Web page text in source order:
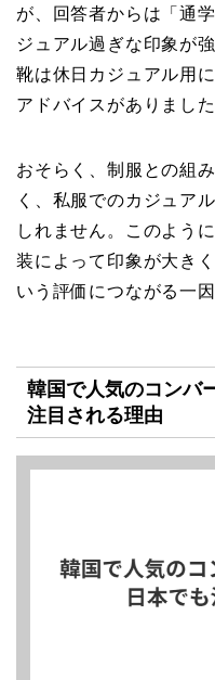
が、回答者からは「通
ジュアル過ぎな印象が
靴は休日カジュアル用
アドバイスがありました
おそらく、制服との組
く、私服でのカジュア
しれません。このよう
装によって印象が大き
いう評価につながる一
韓国で人気のコンバ
注目される理由